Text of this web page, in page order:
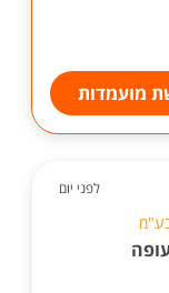
מועמדות
לפני יום